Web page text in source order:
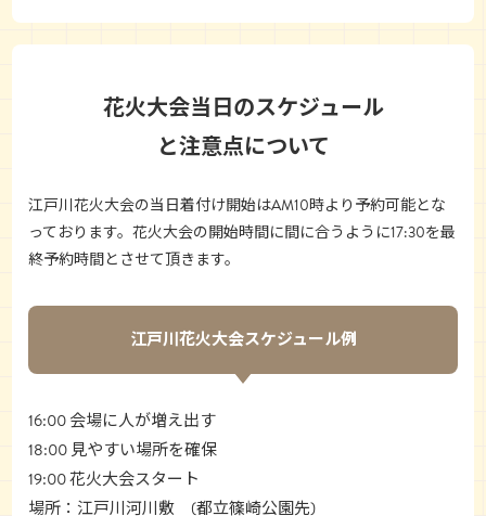
花火大会当日のスケジュール
と注意点について
江戸川花火大会の当日着付け開始はAM10時より予約可能とな
っております。花火大会の開始時間に間に合うように17:30を最
終予約時間とさせて頂きます。
江戸川花火大会スケジュール例
16:00 会場に人が増え出す
18:00 見やすい場所を確保
19:00 花火大会スタート
場所：江戸川河川敷 (都立篠崎公園先)